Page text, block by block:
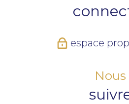
espace
Nous